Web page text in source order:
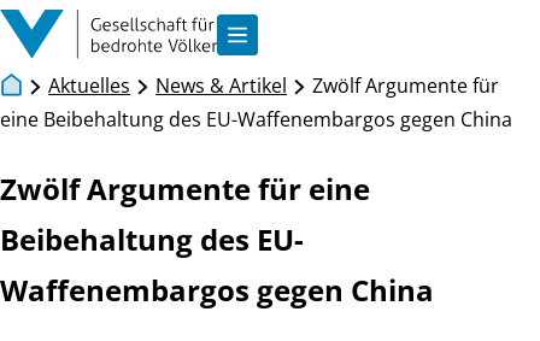
Zum Inhalt springen
Navigation anzeigen
Aktuelles
News & Artikel
Zwölf Argumente für
eine Beibehaltung des EU-Waffenembargos gegen China
Zwölf Argumente für eine
Beibehaltung des EU-
Waffenembargos gegen China